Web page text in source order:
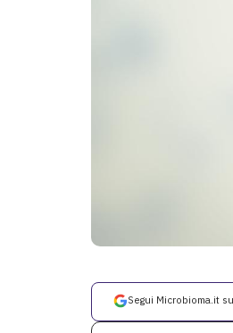
Segui Microbioma.it